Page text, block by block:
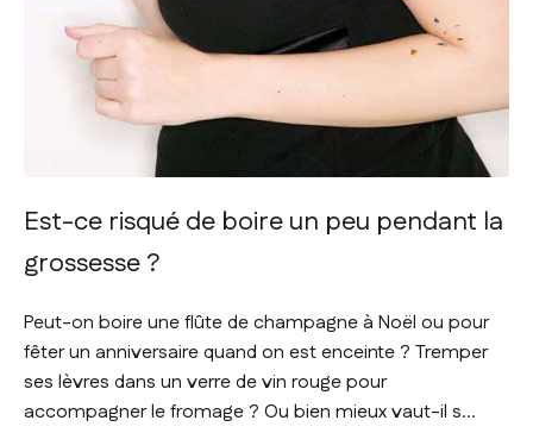
Est-ce risqué de boire un peu pendant la
grossesse ?
Peut-on boire une flûte de champagne à Noël ou pour
fêter un anniversaire quand on est enceinte ? Tremper
ses lèvres dans un verre de vin rouge pour
accompagner le fromage ? Ou bien mieux vaut-il s...